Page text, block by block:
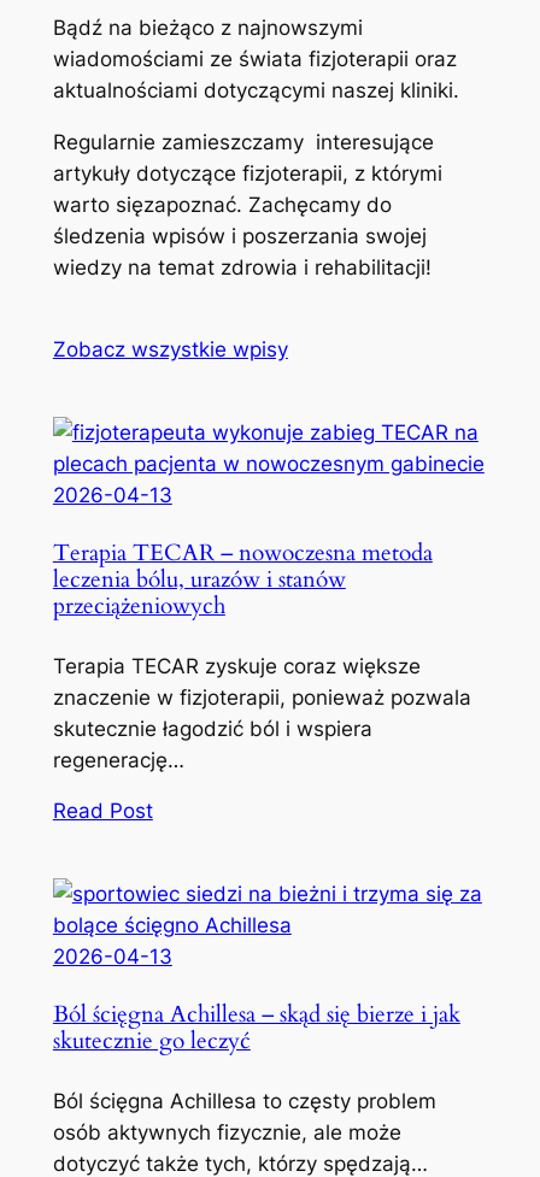
Bądź na bieżąco z najnowszymi
wiadomościami ze świata fizjoterapii oraz
aktualnościami dotyczącymi naszej kliniki.
Regularnie zamieszczamy interesujące
artykuły dotyczące fizjoterapii, z którymi
warto sięzapoznać. Zachęcamy do
śledzenia wpisów i poszerzania swojej
wiedzy na temat zdrowia i rehabilitacji!
Zobacz wszystkie wpisy
2026-04-13
Terapia TECAR – nowoczesna metoda
leczenia bólu, urazów i stanów
przeciążeniowych
Terapia TECAR zyskuje coraz większe
znaczenie w fizjoterapii, ponieważ pozwala
skutecznie łagodzić ból i wspiera
regenerację…
Read Post
2026-04-13
Ból ścięgna Achillesa – skąd się bierze i jak
skutecznie go leczyć
Ból ścięgna Achillesa to częsty problem
osób aktywnych fizycznie, ale może
dotyczyć także tych, którzy spędzają…